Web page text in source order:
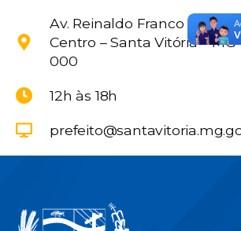
Av. Reinaldo Franco de
Centro – Santa Vitória – MG
000
12h às 18h